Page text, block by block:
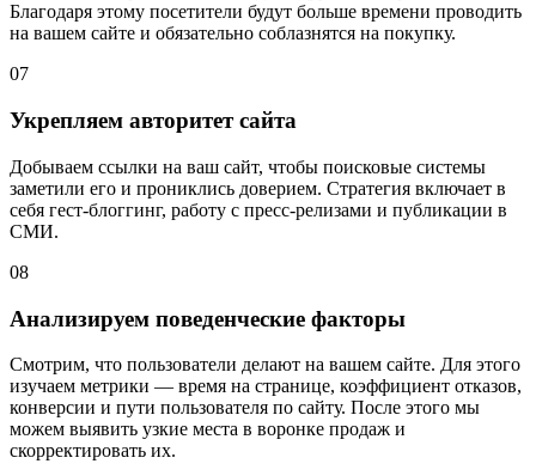
Благодаря этому посетители будут больше времени проводить
на вашем сайте и обязательно соблазнятся на покупку.
07
Укрепляем авторитет сайта
Добываем ссылки на ваш сайт, чтобы поисковые системы
заметили его и прониклись доверием. Стратегия включает в
себя гест-блоггинг, работу с пресс-релизами и публикации в
СМИ.
08
Анализируем поведенческие факторы
Смотрим, что пользователи делают на вашем сайте. Для этого
изучаем метрики — время на странице, коэффициент отказов,
конверсии и пути пользователя по сайту. После этого мы
можем выявить узкие места в воронке продаж и
скорректировать их.